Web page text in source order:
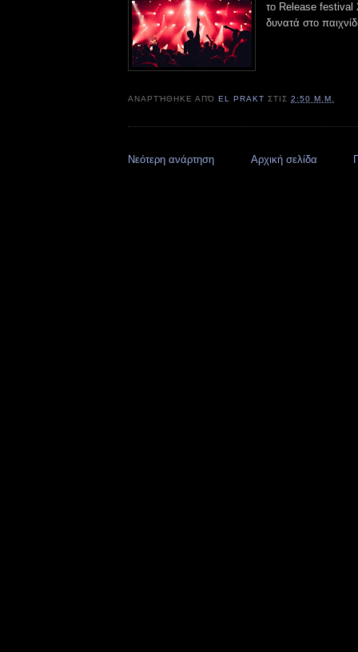
το Release
δυνατά στο
ΑΝΑΡΤΉΘΗΚΕ ΑΠΌEL PRAKT ΣΤΙΣ2:50 Μ.Μ.
Νεότερη ανάρτηση Αρχική σελίδα